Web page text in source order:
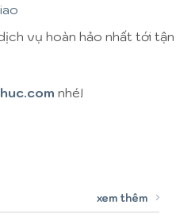
vụ hoàn hảo nhất tới tận
nhé!
xem thêm